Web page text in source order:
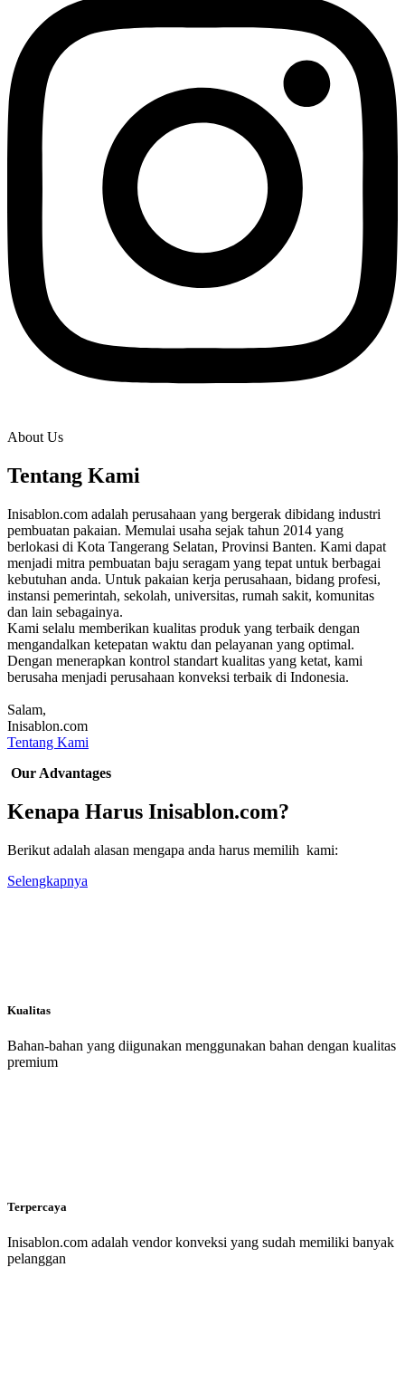
About Us
Tentang Kami
Inisablon.com adalah perusahaan yang bergerak dibidang industri
pembuatan pakaian. Memulai usaha sejak tahun 2014 yang
berlokasi di Kota Tangerang Selatan, Provinsi Banten. Kami dapat
menjadi mitra pembuatan baju seragam yang tepat untuk berbagai
kebutuhan anda. Untuk pakaian kerja perusahaan, bidang profesi,
instansi pemerintah, sekolah, universitas, rumah sakit, komunitas
dan lain sebagainya.
Kami selalu memberikan kualitas produk yang terbaik dengan
mengandalkan ketepatan waktu dan pelayanan yang optimal.
Dengan menerapkan kontrol standart kualitas yang ketat, kami
berusaha menjadi perusahaan konveksi terbaik di Indonesia.
Salam,
Inisablon.com
Tentang Kami
Our Advantages
Kenapa Harus Inisablon.com?
Berikut adalah alasan mengapa anda harus memilih kami:
Selengkapnya
Kualitas
Bahan-bahan yang diigunakan menggunakan bahan dengan kualitas
premium
Terpercaya
Inisablon.com adalah vendor konveksi yang sudah memiliki banyak
pelanggan